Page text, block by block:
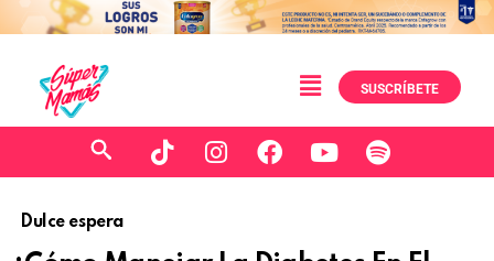
SUSCRÍBETE
Dulce espera